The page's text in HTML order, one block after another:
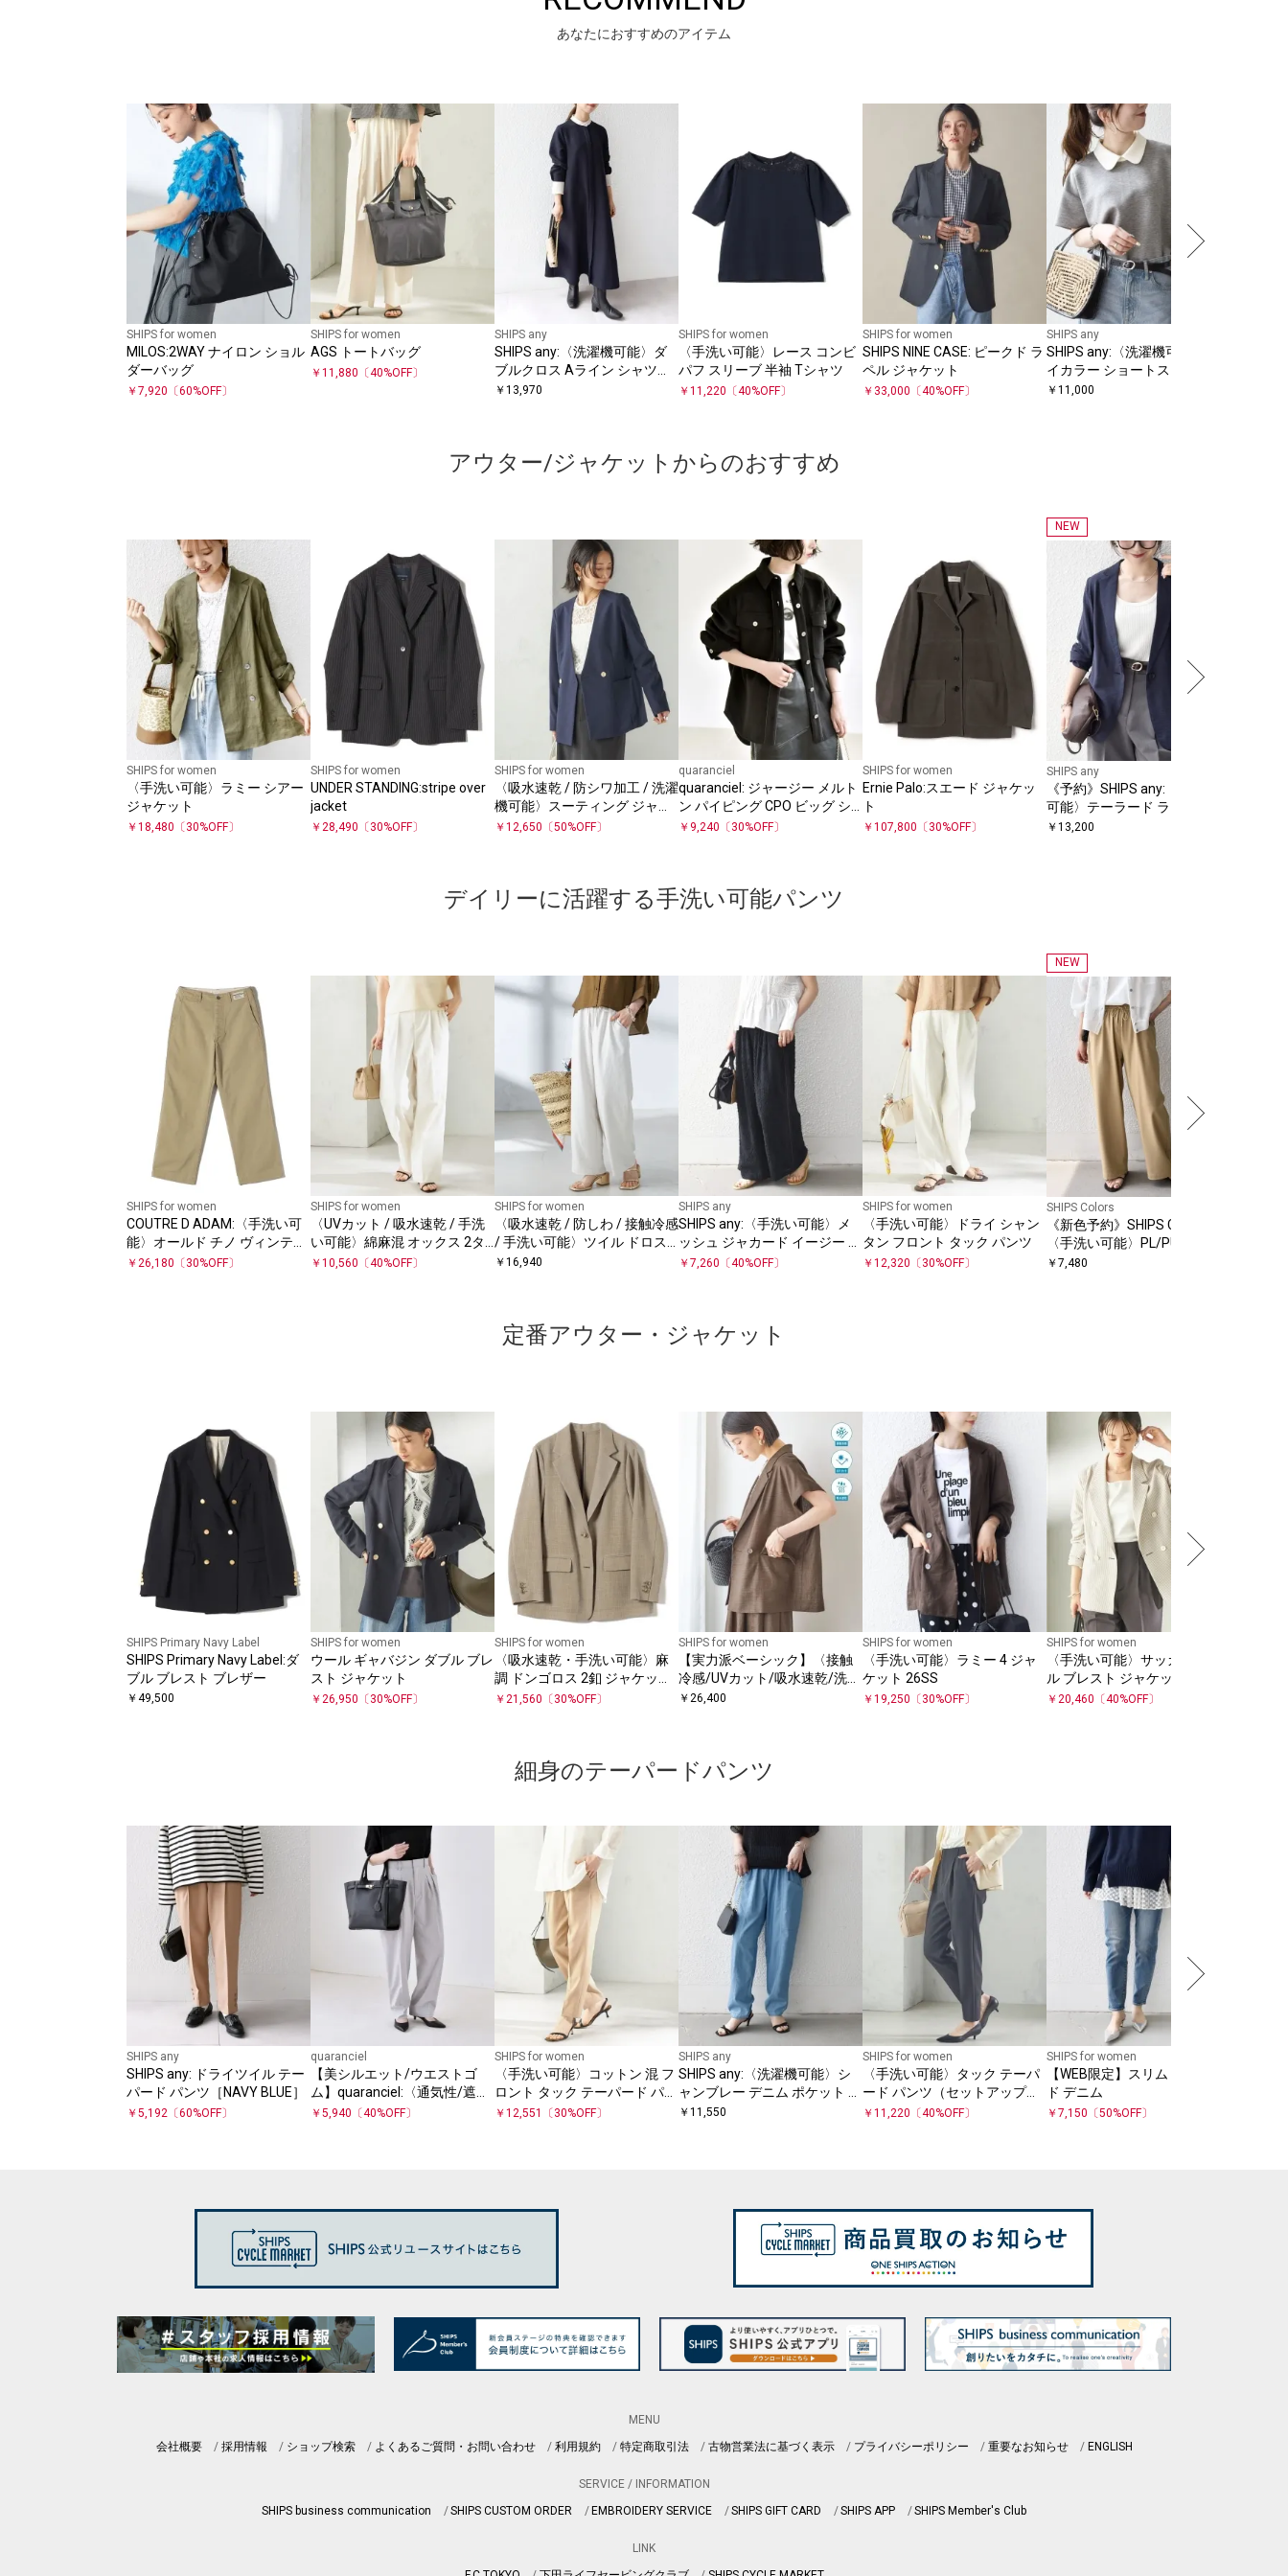
あなたにおすすめのアイテム
SHIPS for women
MILOS:2WAY ナイロン ショル
ダーバッグ
￥ 7,920 〔60%OFF〕
SHIPS for women
AGS トートバッグ
￥ 11,880 〔40%OFF〕
SHIPS any
SHIPS any:〈洗濯機可能〉ダ
ブルクロス Aライン シャツワ
ンピース
￥ 13,970
SHIPS for women
〈手洗い可能〉レース コンビ
パフ スリーブ 半袖 Tシャツ
￥ 11,220 〔40%OFF〕
SHIPS for women
SHIPS NINE CASE: ピークド ラ
ペル ジャケット
￥ 33,000 〔40%OFF〕
SHIPS any
SHIPS any:〈洗濯機可能〉バ
イカラー ショートスリーブ プ
ルオーバー
￥ 11,000
アウター/ジャケットからのおすすめ
SHIPS for women
〈手洗い可能〉ラミー シアー
ジャケット
￥ 18,480 〔 30%OFF〕
SHIPS for women
UNDER STANDING:stripe over
jacket
￥ 28,490 〔 30%OFF〕
SHIPS for women
〈吸水速乾 / 防シワ加工 / 洗濯
機可能〉スーティング ジャー
ジー カラーレス ジャケット
￥ 12,650 〔50%OFF〕
quaranciel
quaranciel: ジャージー メルト
ン パイピング CPO ビッグ シ
ャツ ジャケット
￥ 9,240 〔 30%OFF〕
SHIPS for women
Ernie Palo:スエード ジャケッ
ト
￥ 107,800 〔 30%OFF〕
NEW
SHIPS any
《予約》SHIPS any:〈手洗い
可能〉テーラード ライト シャ
ツ ジャケット
￥ 13,200
デイリーに活躍する手洗い可能パンツ
SHIPS for women
COUTRE D ADAM:〈手洗い可
能〉オールド チノ ヴィンテー
ジ
￥ 26,180 〔 30%OFF〕
SHIPS for women
〈UVカット / 吸水速乾 / 手洗
い可能〉綿麻混 オックス 2タ
ック ストレート パンツ
￥ 10,560 〔40%OFF〕
SHIPS for women
〈吸水速乾 / 防しわ / 接触冷感
/ 手洗い可能〉ツイル ドロス
ト パンツ
￥ 16,940
SHIPS any
SHIPS any:〈手洗い可能〉メ
ッシュ ジャカード イージー ワ
イド パンツ
￥ 7,260 〔40%OFF〕
SHIPS for women
〈手洗い可能〉ドライ シャン
タン フロント タック パンツ
￥ 12,320 〔 30%OFF〕
NEW
SHIPS Colors
《新色予約》SHIPS Colors:
〈手洗い可能〉PL/PU イージ
ー パンツ◆
￥ 7,480
定番アウター・ジャケット
SHIPS Primary Navy Label
SHIPS Primary Navy Label:ダ
ブル ブレスト ブレザー
￥ 49,500
SHIPS for women
ウール ギャバジン ダブル ブレ
スト ジャケット
￥ 26,950 〔 30%OFF〕
SHIPS for women
〈吸水速乾・手洗い可能〉麻
調 ドンゴロス 2釦 ジャケット
2
￥ 21,560 〔 30%OFF〕
SHIPS for women
【実力派ベーシック】〈接触
冷感/UVカット/吸水速乾/洗濯
機可能〉SUUSUU フレンチ ス
￥ 26,400
SHIPS for women
〈手洗い可能〉ラミー 4 ジャ
ケット 26SS
￥ 19,250 〔 30%OFF〕
SHIPS for women
〈手洗い可能〉サッカー ダブ
ル ブレスト ジャケット
￥ 20,460 〔40%OFF〕
細身のテーパードパンツ
SHIPS any
SHIPS any: ドライツイル テー
パード パンツ［NAVY BLUE］
￥ 5,192 〔60%OFF〕
quaranciel
【美シルエット/ウエストゴ
ム】quaranciel:〈通気性/遮
熱/吸水速乾〉イージー テーパ
￥ 5,940 〔40%OFF〕
SHIPS for women
〈手洗い可能〉コットン 混 フ
ロント タック テーパード パン
ツ
￥ 12,551 〔 30%OFF〕
SHIPS any
SHIPS any:〈洗濯機可能〉シ
ャンブレー デニム ポケット テ
ーパード パンツ
￥ 11,550
SHIPS for women
〈手洗い可能〉タック テーパ
ード パンツ（セットアップ対
応）
￥ 11,220 〔40%OFF〕
SHIPS for women
【WEB限定】スリム テーパー
ド デニム
￥ 7,150 〔50%OFF〕
MENU
会社概要
採用情報 ショップ検索 よくあるご質問・お問い合わせ 利用規約 特定商取引法 古物営業法に基づく表示 プライバシーポリシー 重要なお知らせ ENGLISH
SERVICE / INFORMATION
SHIPS business communication
SHIPS CUSTOM ORDER EMBROIDERY SERVICE SHIPS GIFT CARD SHIPS APP SHIPS Member's Club
LINK